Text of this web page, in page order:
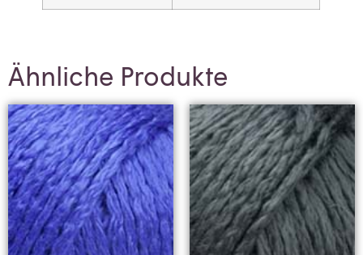
Ähnliche Produkte